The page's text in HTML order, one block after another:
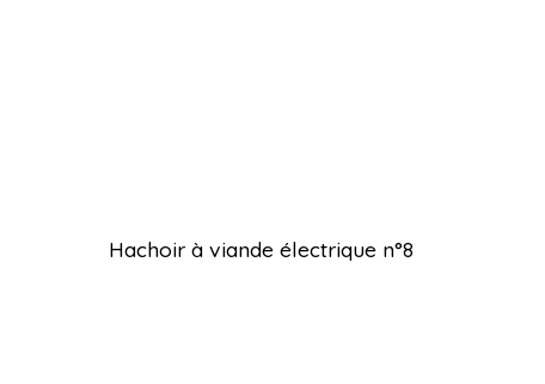
Hachoir à viande électrique n°8